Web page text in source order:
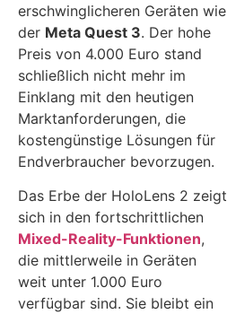
erschwinglicheren Geräten wie
der Meta Quest 3. Der hohe
Preis von 4.000 Euro stand
schließlich nicht mehr im
Einklang mit den heutigen
Marktanforderungen, die
kostengünstige Lösungen für
Endverbraucher bevorzugen.
Das Erbe der HoloLens 2 zeigt
sich in den fortschrittlichen
Mixed-Reality-Funktionen,
die mittlerweile in Geräten
weit unter 1.000 Euro
verfügbar sind. Sie bleibt ein